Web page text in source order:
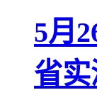
5月
省